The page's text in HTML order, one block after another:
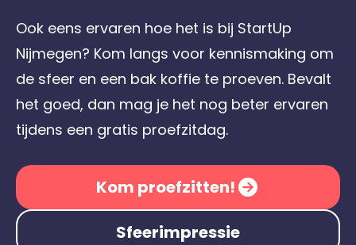
Ook eens ervaren hoe het is bij StartUp
Nijmegen? Kom langs voor kennismaking om
de sfeer en een bak koffie te proeven. Bevalt
het goed, dan mag je het nog beter ervaren
tijdens een gratis proefzitdag.
Kom proefzitten!
Sfeerimpressie